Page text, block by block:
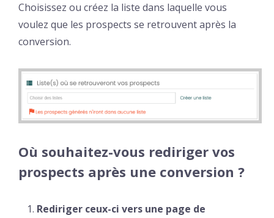
Choisissez ou créez la liste dans laquelle vous
voulez que les prospects se retrouvent après la
conversion.
Où souhaitez-vous rediriger vos
prospects après une conversion ?
Rediriger ceux-ci vers une page de